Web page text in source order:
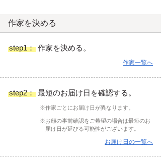
作家を決める
step1： 作家を決める。
作家一覧へ
step2： 最短のお届け日を確認する。
※作家ごとにお届け日が異なります。
※お顔の事前確認をご希望の場合は最短のお
届け日が延びる可能性がございます。
お届け日の一覧へ